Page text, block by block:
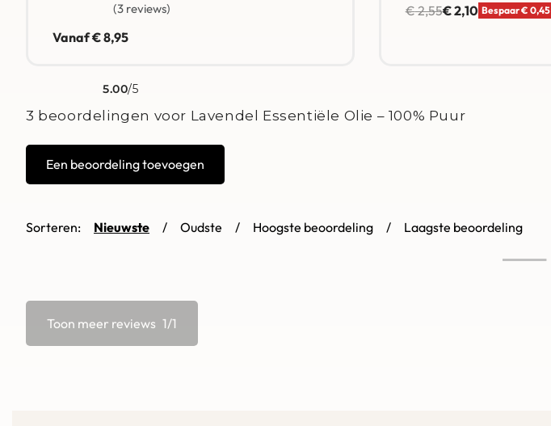
3 reviews
Vanaf€8,95
€2,55€2,10 Bespaar € 0,45
5.00/5
3 beoordelingen voor Lavendel Essentiële Olie – 100% Puur
Een beoordeling toevoegen
Sorteren: Nieuwste Oudste Hoogste beoordeling Laagste beoordeling
Toon meer reviews /